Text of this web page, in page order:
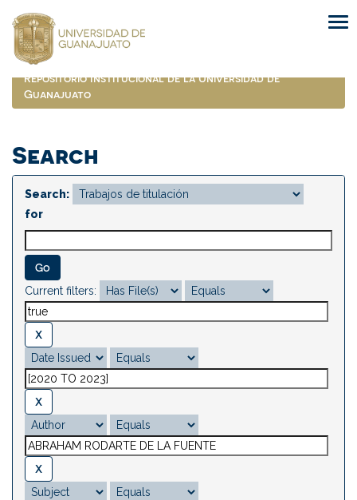
navigation
Repositorio Institucional de la Universidad de
Guanajuato
Search
Search:
for
Current filters: